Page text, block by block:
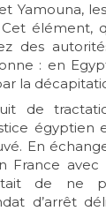
Yamouna,
élément,
des
: en
la
de
égyptien
En
France avec
de ne
d’arrêt